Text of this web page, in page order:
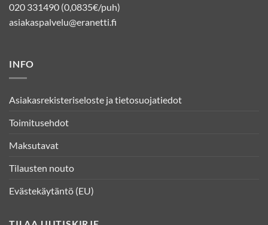
020 331490 (0,0835€/puh)
asiakaspalvelu@eranetti.fi
INFO
Asiakasrekisteriseloste ja tietosuojatiedot
Toimitusehdot
Maksutavat
Tilausten nouto
Evästekäytäntö (EU)